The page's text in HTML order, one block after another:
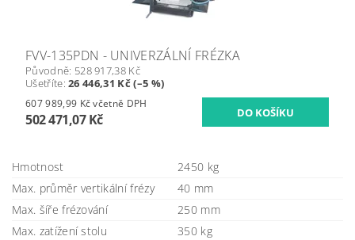
FVV-135PDN - UNIVERZÁLNÍ FRÉZKA
Původně: 528 917,38 Kč
Ušetříte:26 446,31 Kč (–5 %)
607 989,99 Kč včetně DPH
502 471,07 Kč
Hmotnost
2450 kg
Max. průměr vertikální frézy
40 mm
Max. šíře frézování
250 mm
Max. zatížení stolu
350 kg